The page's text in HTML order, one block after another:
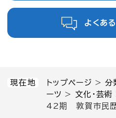
現在地 トップページ >分
ーツ > 文化・芸術
42期 敦賀市民歴
よくあ